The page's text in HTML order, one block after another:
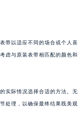
带以适应不同的场合或个人喜
虑与原装表带相匹配的颜色和
实际情况选择合适的方法。无
处理，以确保最终结果既美观